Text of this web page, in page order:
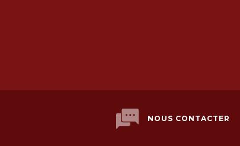
NOUS CONTACTER